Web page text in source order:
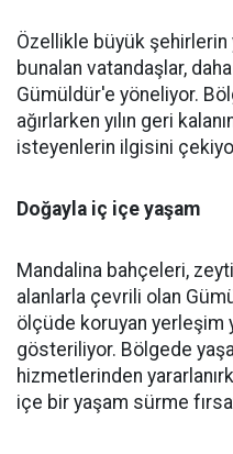
Özellikle büyük
bunalan vatandaşlar,
Gümüldür'e yöneliyor.
ağırlarken yılın geri
isteyenlerin ilgisini
Doğayla iç içe yaşam
Mandalina bahçeleri,
alanlarla çevrili olan
ölçüde koruyan yerleşim
gösteriliyor. Bölgede
hizmetlerinden
içe bir yaşam sürme